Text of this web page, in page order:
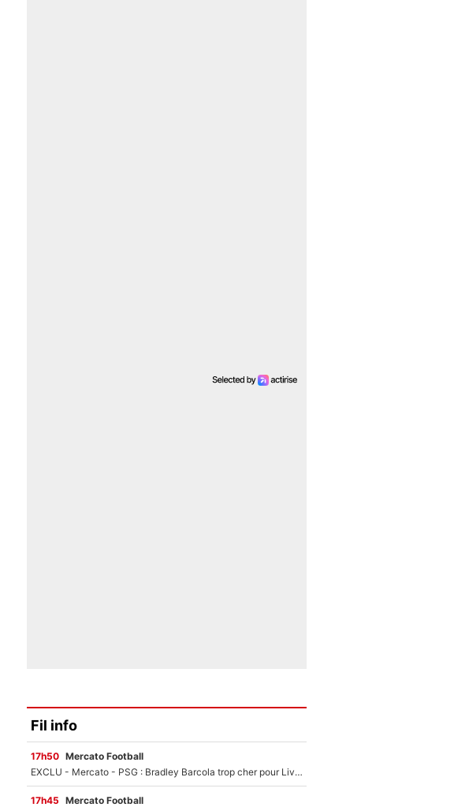
Fil info
17h50 Mercato Football
EXCLU - Mercato - PSG : Bradley Barcola trop cher pour Liverpool
17h45 Mercato Football